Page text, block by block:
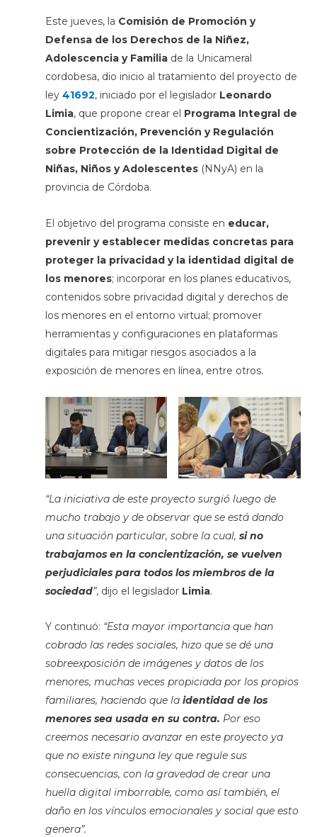
Este jueves, la Comisión de Promoción y
Defensa de los Derechos de la Niñez,
Adolescencia y Familia de la Unicameral
cordobesa, dio inicio al tratamiento del proyecto de
ley 41692, iniciado por el legislador Leonardo
Limia, que propone crear el Programa Integral de
Concientización, Prevención y Regulación
sobre Protección de la Identidad Digital de
Niñas, Niños y Adolescentes(NNyA) en la
provincia de Córdoba.
El objetivo del programa consiste en educar,
prevenir y establecer medidas concretas para
proteger la privacidad y la identidad digital de
los menores; incorporar en los planes educativos,
contenidos sobre privacidad digital y derechos de
los menores en el entorno virtual; promover
herramientas y configuraciones en plataformas
digitales para mitigar riesgos asociados a la
exposición de menores en línea, entre otros.
“La iniciativa de este proyecto surgió luego de
mucho trabajo y de observar que se está dando
una situación particular, sobre la cual, si no
trabajamos en la concientización, se vuelven
perjudiciales para todos los miembros de la
sociedad”, dijo el legislador Limia.
Y continuó: “Esta mayor importancia que han
cobrado las redes sociales, hizo que se dé una
sobreexposición de imágenes y datos de los
menores, muchas veces propiciada por los propios
familiares, haciendo que laidentidad de los
menores sea usada en su contra. Por eso
creemos necesario avanzar en este proyecto ya
que no existe ninguna ley que regule sus
consecuencias, con la gravedad de crear una
huella digital imborrable, como así también, el
daño en los vínculos emocionales y social que esto
genera”.